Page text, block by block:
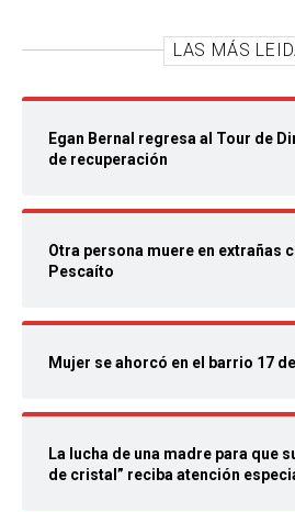
LAS MÁS
Egan Bernal regresa al Tour de
de recuperación
Otra persona muere en extrañas
Pescaíto
Mujer se ahorcó en el barrio 17
La lucha de una madre para que
de cristal” reciba atención